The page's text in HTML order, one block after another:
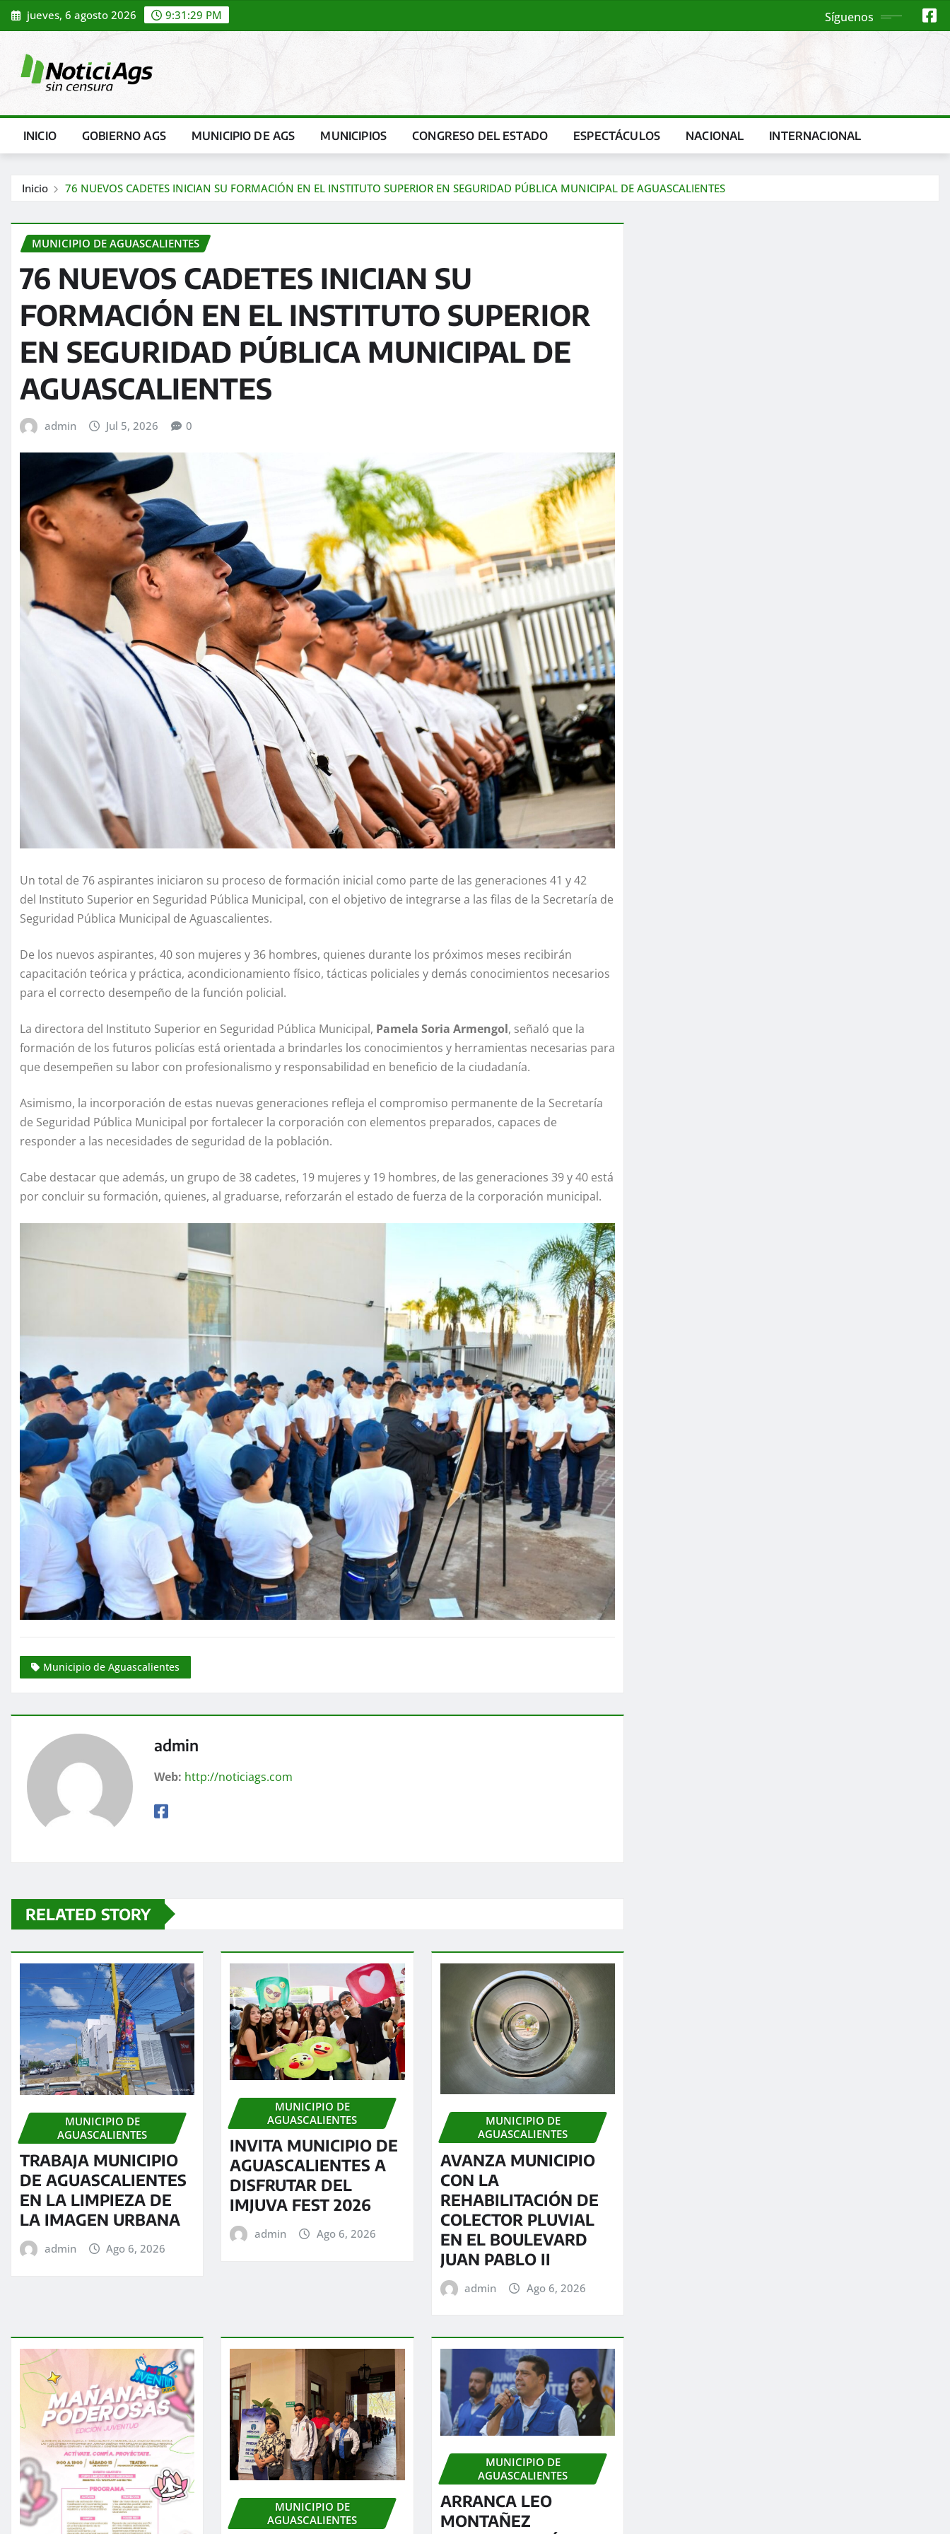
Saltar
al
jueves, 6 agosto 2026 9:31:31 PM Síguenos
INICIO GOBIERNO AGS MUNICIPIO DE AGS MUNICIPIOS CONGRESO DEL ESTADO ESPECTÁCULOS NACIONAL INTERNACIONAL
Inicio 76 NUEVOS CADETES INICIAN SU FORMACIÓN EN EL INSTITUTO SUPERIOR EN SEGURIDAD PÚBLICA MUNICIPAL DE AGUASCALIENTES
MUNICIPIO DE AGUASCALIENTES
76 NUEVOS CADETES INICIAN SU
FORMACIÓN EN EL INSTITUTO SUPERIOR
EN SEGURIDAD PÚBLICA MUNICIPAL DE
AGUASCALIENTES
admin Jul 5, 2026 0
Un total de 76 aspirantes iniciaron su proceso de formación inicial como parte de las generaciones 41 y 42
del Instituto Superior en Seguridad Pública Municipal, con el objetivo de integrarse a las filas de la Secretaría de
Seguridad Pública Municipal de Aguascalientes.
De los nuevos aspirantes, 40 son mujeres y 36 hombres, quienes durante los próximos meses recibirán
capacitación teórica y práctica, acondicionamiento físico, tácticas policiales y demás conocimientos necesarios
para el correcto desempeño de la función policial.
La directora del Instituto Superior en Seguridad Pública Municipal, Pamela Soria Armengol, señaló que la
formación de los futuros policías está orientada a brindarles los conocimientos y herramientas necesarias para
que desempeñen su labor con profesionalismo y responsabilidad en beneficio de la ciudadanía.
Asimismo, la incorporación de estas nuevas generaciones refleja el compromiso permanente de la Secretaría
de Seguridad Pública Municipal por fortalecer la corporación con elementos preparados, capaces de
responder a las necesidades de seguridad de la población.
Cabe destacar que además, un grupo de 38 cadetes, 19 mujeres y 19 hombres, de las generaciones 39 y 40 está
por concluir su formación, quienes, al graduarse, reforzarán el estado de fuerza de la corporación municipal.
Municipio de Aguascalientes
admin
Web: http://noticiags.com
RELATED STORY
MUNICIPIO DE
AGUASCALIENTES
TRABAJA MUNICIPIO
DE AGUASCALIENTES
EN LA LIMPIEZA DE
LA IMAGEN URBANA
admin Ago 6, 2026
MUNICIPIO DE
AGUASCALIENTES
INVITA MUNICIPIO DE
AGUASCALIENTES A
DISFRUTAR DEL
IMJUVA FEST 2026
admin Ago 6, 2026
MUNICIPIO DE
AGUASCALIENTES
AVANZA MUNICIPIO
CON LA
REHABILITACIÓN DE
COLECTOR PLUVIAL
EN EL BOULEVARD
JUAN PABLO II
admin Ago 6, 2026
MUNICIPIO DE
AGUASCALIENTES
MUNICIPIO DE
AGUASCALIENTES
ARRANCA LEO
MONTAÑEZ